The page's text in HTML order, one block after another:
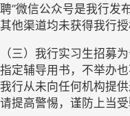
聘”微信公众号是我行发
其他渠道均未获得我行授
（三）我行实习生招募
指定辅导用书，不举办
我行从未向任何机构提
请提高警惕，谨防上当受